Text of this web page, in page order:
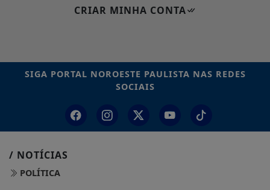
CRIAR MINHA CONTA
SIGA PORTAL NOROESTE PAULISTA NAS REDES
SOCIAIS
/ NOTÍCIAS
POLÍTICA